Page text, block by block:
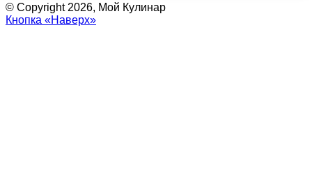
© Copyright 2026, Мой Кулинар
Кнопка «Наверх»